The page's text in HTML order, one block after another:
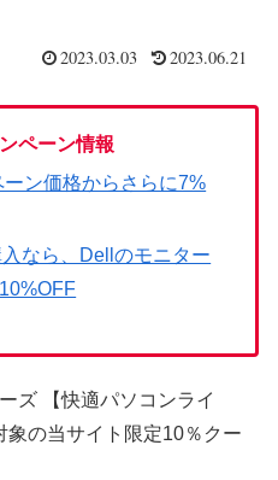
2023.03.03 2023.06.21
ペーン情報
ン価格からさらに7%
なら、Dellのモニター
ズ 【快適パソコンライ
の当サイト限定10％クー